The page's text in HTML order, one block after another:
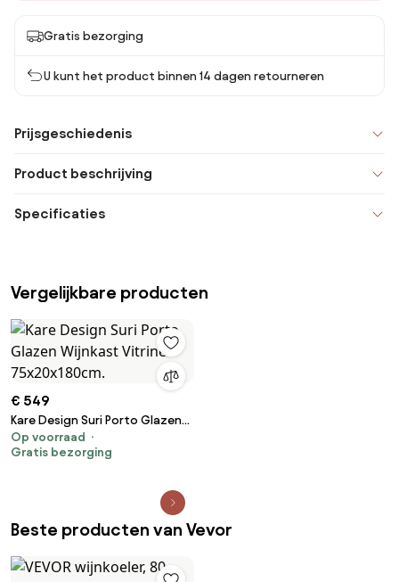
Gratis bezorging
U kunt het product binnen 14 dagen retourneren
Prijsgeschiedenis
Product beschrijving
Specificaties
Vergelijkbare producten
€ 549
Kare Design Suri Porto Glazen
Wijnkast Vitrine - 75x20x180cm.
Op voorraad
Gratis bezorging
Beste producten van Vevor